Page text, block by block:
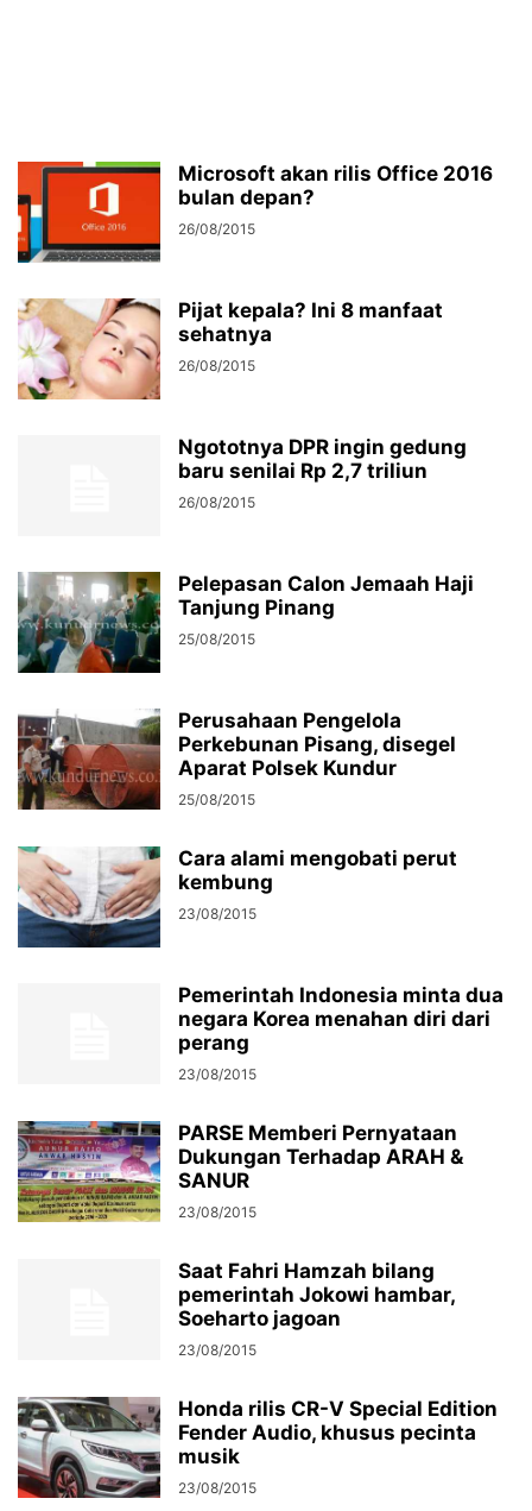
Microsoft akan rilis Office 2016
bulan depan?
26/08/2015
Pijat kepala? Ini 8 manfaat
sehatnya
26/08/2015
Ngototnya DPR ingin gedung
baru senilai Rp 2,7 triliun
26/08/2015
Pelepasan Calon Jemaah Haji
Tanjung Pinang
25/08/2015
Perusahaan Pengelola
Perkebunan Pisang, disegel
Aparat Polsek Kundur
25/08/2015
Cara alami mengobati perut
kembung
23/08/2015
Pemerintah Indonesia minta dua
negara Korea menahan diri dari
perang
23/08/2015
PARSE Memberi Pernyataan
Dukungan Terhadap ARAH &
SANUR
23/08/2015
Saat Fahri Hamzah bilang
pemerintah Jokowi hambar,
Soeharto jagoan
23/08/2015
Honda rilis CR-V Special Edition
Fender Audio, khusus pecinta
musik
23/08/2015